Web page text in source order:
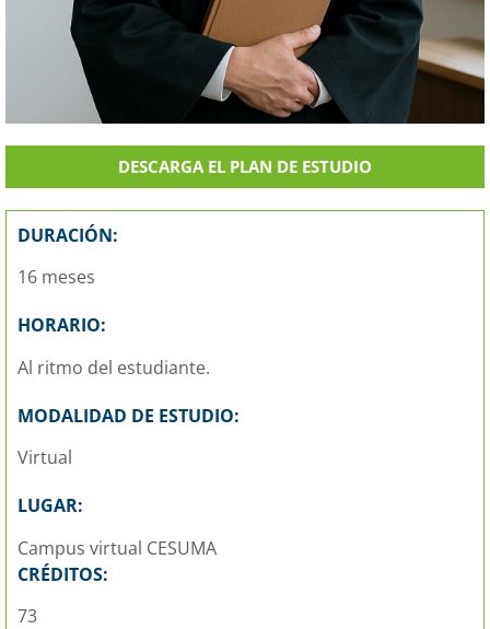
DESCARGA EL PLAN DE ESTUDIO
DURACIÓN:
16 meses
HORARIO:
Al ritmo del estudiante.
MODALIDAD DE ESTUDIO:
Virtual
LUGAR:
Campus virtual CESUMA
CRÉDITOS:
73